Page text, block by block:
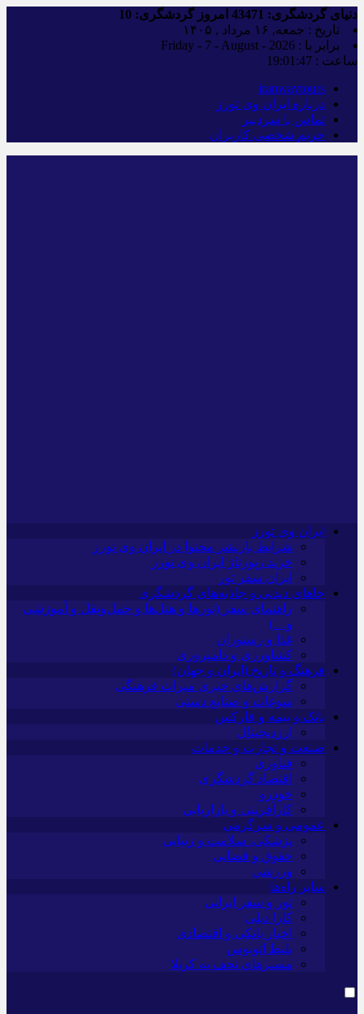
دنیای گردشگری: امروز گردشگری:
تاریخ : جمعه, ۱۶ مرداد , ۱۴۰۵
برابر با : Friday - 7 - August - 2026
ساعت : 19:01:48
iranwaytours
درباره ایران وی تورز
تماس با سردبیر
حریم شخصی کاربران
ایران وی تورز
شرایط بازنشر محتوا در ایران وی تورز
خرید رپورتاژ ایران وی تورز
ایران سفر تور
جاهای دیدنی و جاذبه‌های گردشگری
راهنمای سفر (تورها و هتل‌ها و حمل‌و‌نقل و آموزشی
و…)
غذا و رستوران
کشاورزی و دامپروری
فرهنگ و تاریخ (ایران و جهان)
گزارش‌های خبری میراث فرهنگی
سوغات و صنایع دستی
بانک و بیمه و فارکس
ارزدیجیتال
صنعت و تجارت و خدمات
فناوری
اقتصاد گردشگری
خودرو
کارآفرینی و بازاریابی
عمومی و سرگرمی
پزشکی، سلامت و زیبایی
حقوق و قضایی
ورزشی
سایر راه‌ها
تور و سفر ایرانی
کارا دیلی
اخبار بانکی و اقتصادی
بلیط اتوبوس
مسیرهای نجف به کربلا